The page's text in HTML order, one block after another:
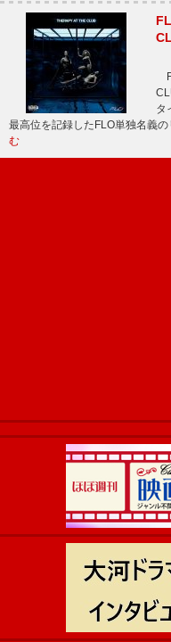
タ
最高位を記録したFLO単独名義
む